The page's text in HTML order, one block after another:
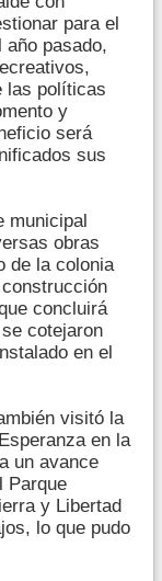
para el
año pasado,
las políticas
y
será
sus
municipal
obras
de la colonia
concluirá
cotejaron
en el
visitó la
en la
un avance
Parque
y Libertad
lo que pudo